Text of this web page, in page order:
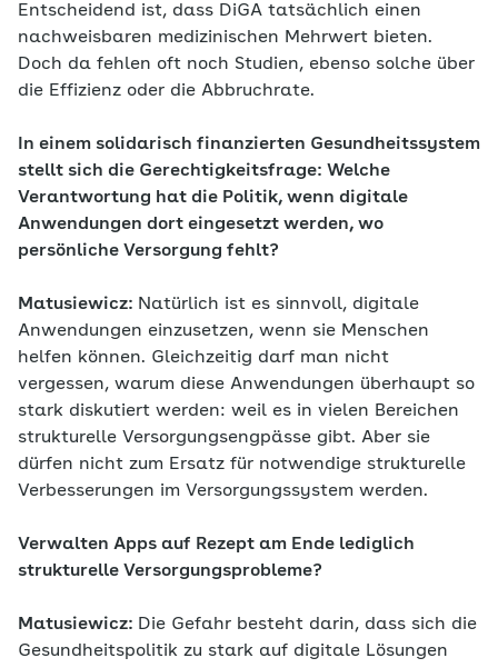
Entscheidend ist, dass DiGA tatsächlich einen
nachweisbaren medizinischen Mehrwert bieten.
Doch da fehlen oft noch Studien, ebenso solche über
die Effizienz oder die Abbruchrate.
In einem solidarisch finanzierten Gesundheitssystem
stellt sich die Gerechtigkeitsfrage: Welche
Verantwortung hat die Politik, wenn digitale
Anwendungen dort eingesetzt werden, wo
persönliche Versorgung fehlt?
Matusiewicz: Natürlich ist es sinnvoll, digitale
Anwendungen einzusetzen, wenn sie Menschen
helfen können. Gleichzeitig darf man nicht
vergessen, warum diese Anwendungen überhaupt so
stark diskutiert werden: weil es in vielen Bereichen
strukturelle Versorgungsengpässe gibt. Aber sie
dürfen nicht zum Ersatz für notwendige strukturelle
Verbesserungen im Versorgungssystem werden.
Verwalten Apps auf Rezept am Ende lediglich
strukturelle Versorgungsprobleme?
Matusiewicz: Die Gefahr besteht darin, dass sich die
Gesundheitspolitik zu stark auf digitale Lösungen